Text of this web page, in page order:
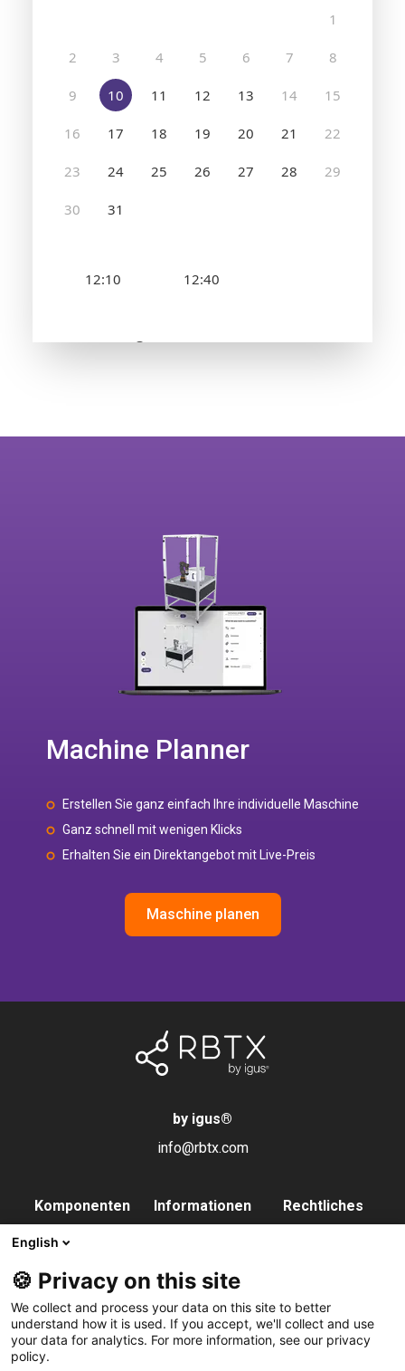
Machine Planner
Erstellen Sie ganz einfach Ihre individuelle Maschine
Ganz schnell mit wenigen Klicks
Erhalten Sie ein Direktangebot mit Live-Preis
Maschine planen
by igus®
info@rbtx.com
Komponenten
Steuerung
Vision
Pneumatik
Informationen
Partner
Kontakt
Newsletter
Rechtliches
English
🍪 Privacy on this site
We collect and process your data on this site to better
understand how it is used. If you accept, we'll collect and use
your data for analytics. For more information, see our privacy
policy.